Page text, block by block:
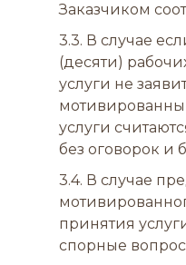
Заказчиком
3.3. В случае
(десяти)
услуги не
услуги
без оговорок и
3.4. В случае
принятия
спорные